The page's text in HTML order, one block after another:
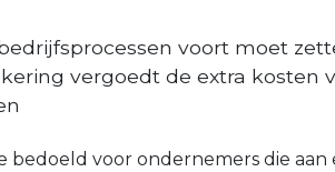
voort moet
vergoedt de extra
bedoeld voor ondernemers die